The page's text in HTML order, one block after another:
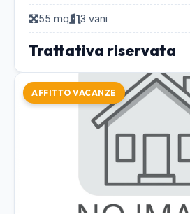
estivi.4-5 posti letto,bagno con
doccia,cucina,lavatrice,USO GRAT...
55 mq 3 vani
Trattativa riservata
AFFITTO VACANZE